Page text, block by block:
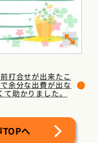
打合せが出来たこ
余分な出費が出な
て助かりました。
へ